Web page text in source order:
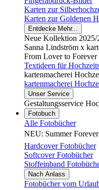
Karten zur
Karten zur Goldenen
Entdecke Mehr...
Neue Kollektion 2025/
Sanna Lindström x
From Lover to
Textideen für
kartenmacherei
kartenmacherei
Unser Service
Gestaltungsservice
Fotobuch
Alle Fotobücher
NEU: Summer
Hardcover Fotobücher
Softcover Fotobücher
Stoffeinband
Nach Anlass
Fotobücher vom